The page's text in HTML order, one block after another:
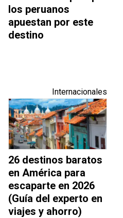
los peruanos
apuestan por este
destino
Internacionales
26 destinos baratos
en América para
escaparte en 2026
(Guía del experto en
viajes y ahorro)